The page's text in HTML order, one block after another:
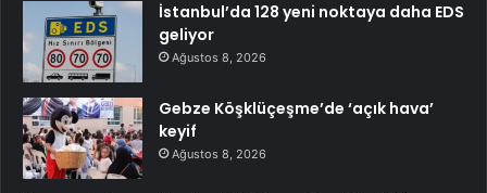
İstanbul’da 128 yeni noktaya daha EDS
geliyor
Ağustos 8, 2026
Gebze Köşklüçeşme’de ‘açık hava’
keyif
Ağustos 8, 2026